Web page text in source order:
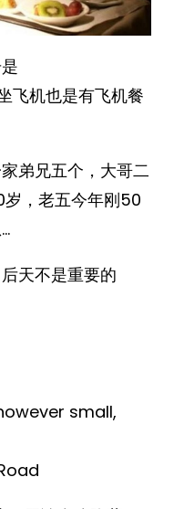
飞机也是有飞机餐
弟兄五个，大哥二
，老五今年刚50
天不是重要的
small,